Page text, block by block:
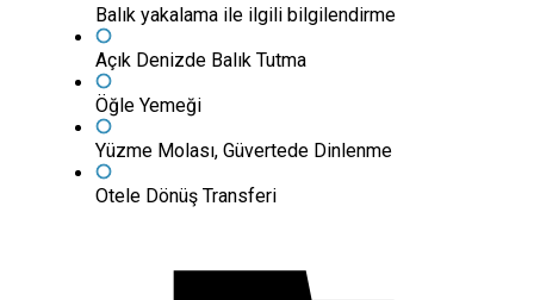
Balık yakalama ile ilgili bilgilendirme
Açık Denizde Balık Tutma
Öğle Yemeği
Yüzme Molası, Güvertede Dinlenme
Otele Dönüş Transferi